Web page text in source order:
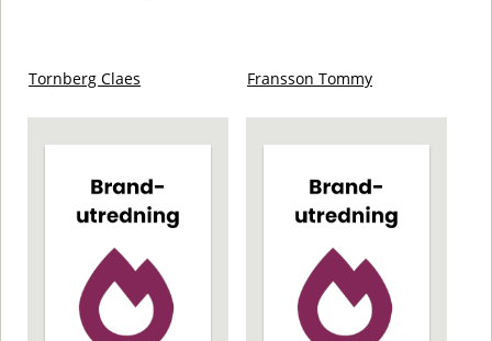
Tornberg Claes Fransson Tommy